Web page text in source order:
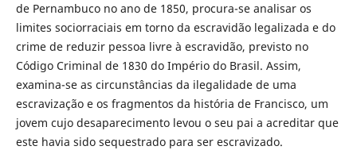
de Pernambuco no ano de 1850, procura-se analisar os
limites sociorraciais em torno da escravidão legalizada e do
crime de reduzir pessoa livre à escravidão, previsto no
Código Criminal de 1830 do Império do Brasil. Assim,
examina-se as circunstâncias da ilegalidade de uma
escravização e os fragmentos da história de Francisco, um
jovem cujo desaparecimento levou o seu pai a acreditar que
este havia sido sequestrado para ser escravizado.